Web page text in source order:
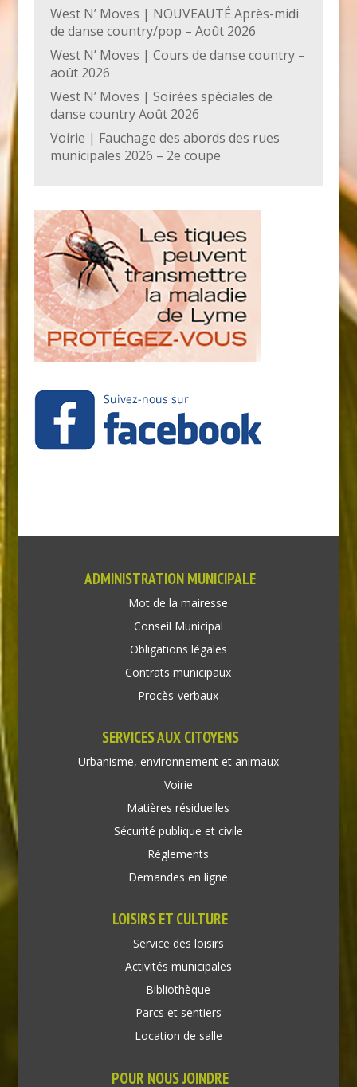
West N’ Moves | NOUVEAUTÉ Après-midi
de danse country/pop – Août 2026
West N’ Moves | Cours de danse country –
août 2026
West N’ Moves | Soirées spéciales de
danse country Août 2026
Voirie | Fauchage des abords des rues
municipales 2026 – 2e coupe
ADMINISTRATION MUNICIPALE
Mot de la mairesse
Conseil Municipal
Obligations légales
Contrats municipaux
Procès-verbaux
SERVICES AUX CITOYENS
Urbanisme, environnement et animaux
Voirie
Matières résiduelles
Sécurité publique et civile
Règlements
Demandes en ligne
LOISIRS ET CULTURE
Service des loisirs
Activités municipales
Bibliothèque
Parcs et sentiers
Location de salle
POUR NOUS JOINDRE